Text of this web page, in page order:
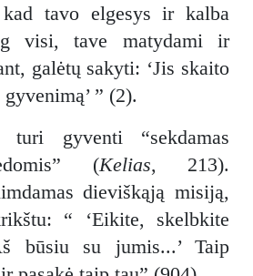
tavo elgesys ir kalba
visi, tave matydami ir
galėtų sakyti: ‘Jis skaito
” (2).
turi gyventi “sekdamas
(Kelias, 213).
dieviškąją misiją,
“ ‘Eikite, skelbkite
būsiu su jumis...’ Taip